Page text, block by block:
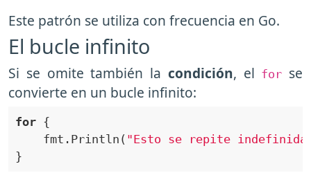
Este patrón se utiliza con frecuencia en Go.
El bucle infinito
Si se omite también la condición, el for se
convierte en un bucle infinito:
for
    fmt.Println(
"Esto se repite